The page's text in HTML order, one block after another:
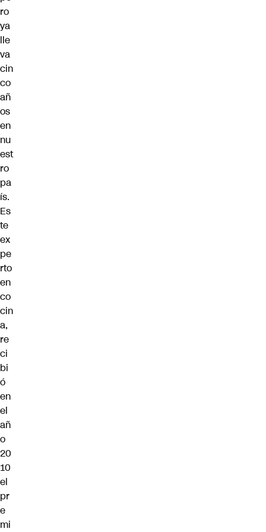
ro
ya
lle
va
cin
co
añ
os
en
nu
est
ro
pa
ís.
Es
te
ex
pe
rto
en
co
cin
a,
re
ci
bi
ó
en
el
añ
o
20
10
el
pr
e
mi